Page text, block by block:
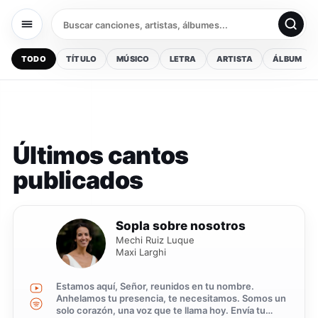
TODO TÍTULO MÚSICO LETRA ARTISTA ÁLBUM
Últimos cantos
publicados
Sopla sobre nosotros
Mechi Ruiz Luque
Maxi Larghi
Estamos aquí, Señor, reunidos en tu nombre.
Anhelamos tu presencia, te necesitamos. Somos un
solo corazón, una voz que te llama hoy. Envía tu